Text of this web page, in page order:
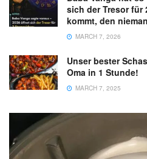
sich der Tresor für
kommt, den
MARCH 7, 2026
Unser bester
Oma in 1 Stunde!
MARCH 7, 2025